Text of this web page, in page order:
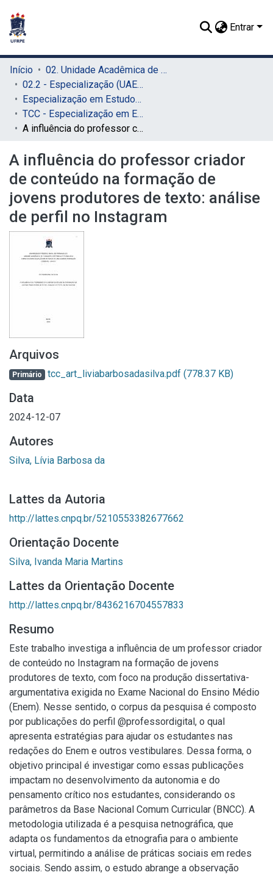
Entrar
Início
02. Unidade Acadêmica de Educação a Distância e Tecnologia (UAEADTec)
02.2 - Especialização (UAEADTec)
Especialização em Estudos da Linguagem e Formação Docente (UAEADTec)
TCC - Especialização em Estudos da Linguagem e Formação Docente (UAEADTec)
A influência do professor criador de conteúdo na formação de jovens produtores de texto: análise de perfil no Instagram
A influência do professor criador
de conteúdo na formação de
jovens produtores de texto: análise
de perfil no Instagram
Arquivos
Primário tcc_art_liviabarbosadasilva.pdf (778.37 KB)
Data
2024-12-07
Autores
Silva, Lívia Barbosa da
Lattes da Autoria
http://lattes.cnpq.br/5210553382677662
Orientação Docente
Silva, Ivanda Maria Martins
Lattes da Orientação Docente
http://lattes.cnpq.br/8436216704557833
Resumo
Este trabalho investiga a influência de um professor criador
de conteúdo no Instagram na formação de jovens
produtores de texto, com foco na produção dissertativa-
argumentativa exigida no Exame Nacional do Ensino Médio
(Enem). Nesse sentido, o corpus da pesquisa é composto
por publicações do perfil @professordigital, o qual
apresenta estratégias para ajudar os estudantes nas
redações do Enem e outros vestibulares. Dessa forma, o
objetivo principal é investigar como essas publicações
impactam no desenvolvimento da autonomia e do
pensamento crítico nos estudantes, considerando os
parâmetros da Base Nacional Comum Curricular (BNCC). A
metodologia utilizada é a pesquisa netnográfica, que
adapta os fundamentos da etnografia para o ambiente
virtual, permitindo a análise de práticas sociais em redes
sociais. Sendo assim, o estudo abrange a observação